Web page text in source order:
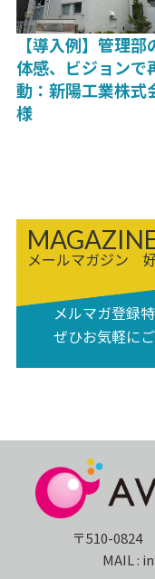
【導入例】管理部
体感、ビジョンで
動：新陽工業株式
様
メールマガジン
メルマガ登録
ぜひお気軽に
〒510-0824
MAIL :